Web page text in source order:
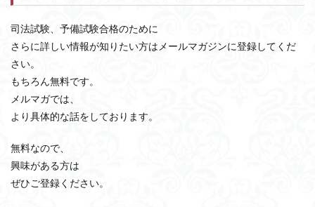
司法試験、予備試験合格のために
さらに詳しい情報が知りたい方はメールマガジンに登録してくだ
さい。
もちろん無料です。
メルマガでは、
より具体的な話をしております。
無料なので、
興味がある方は
ぜひご登録ください。